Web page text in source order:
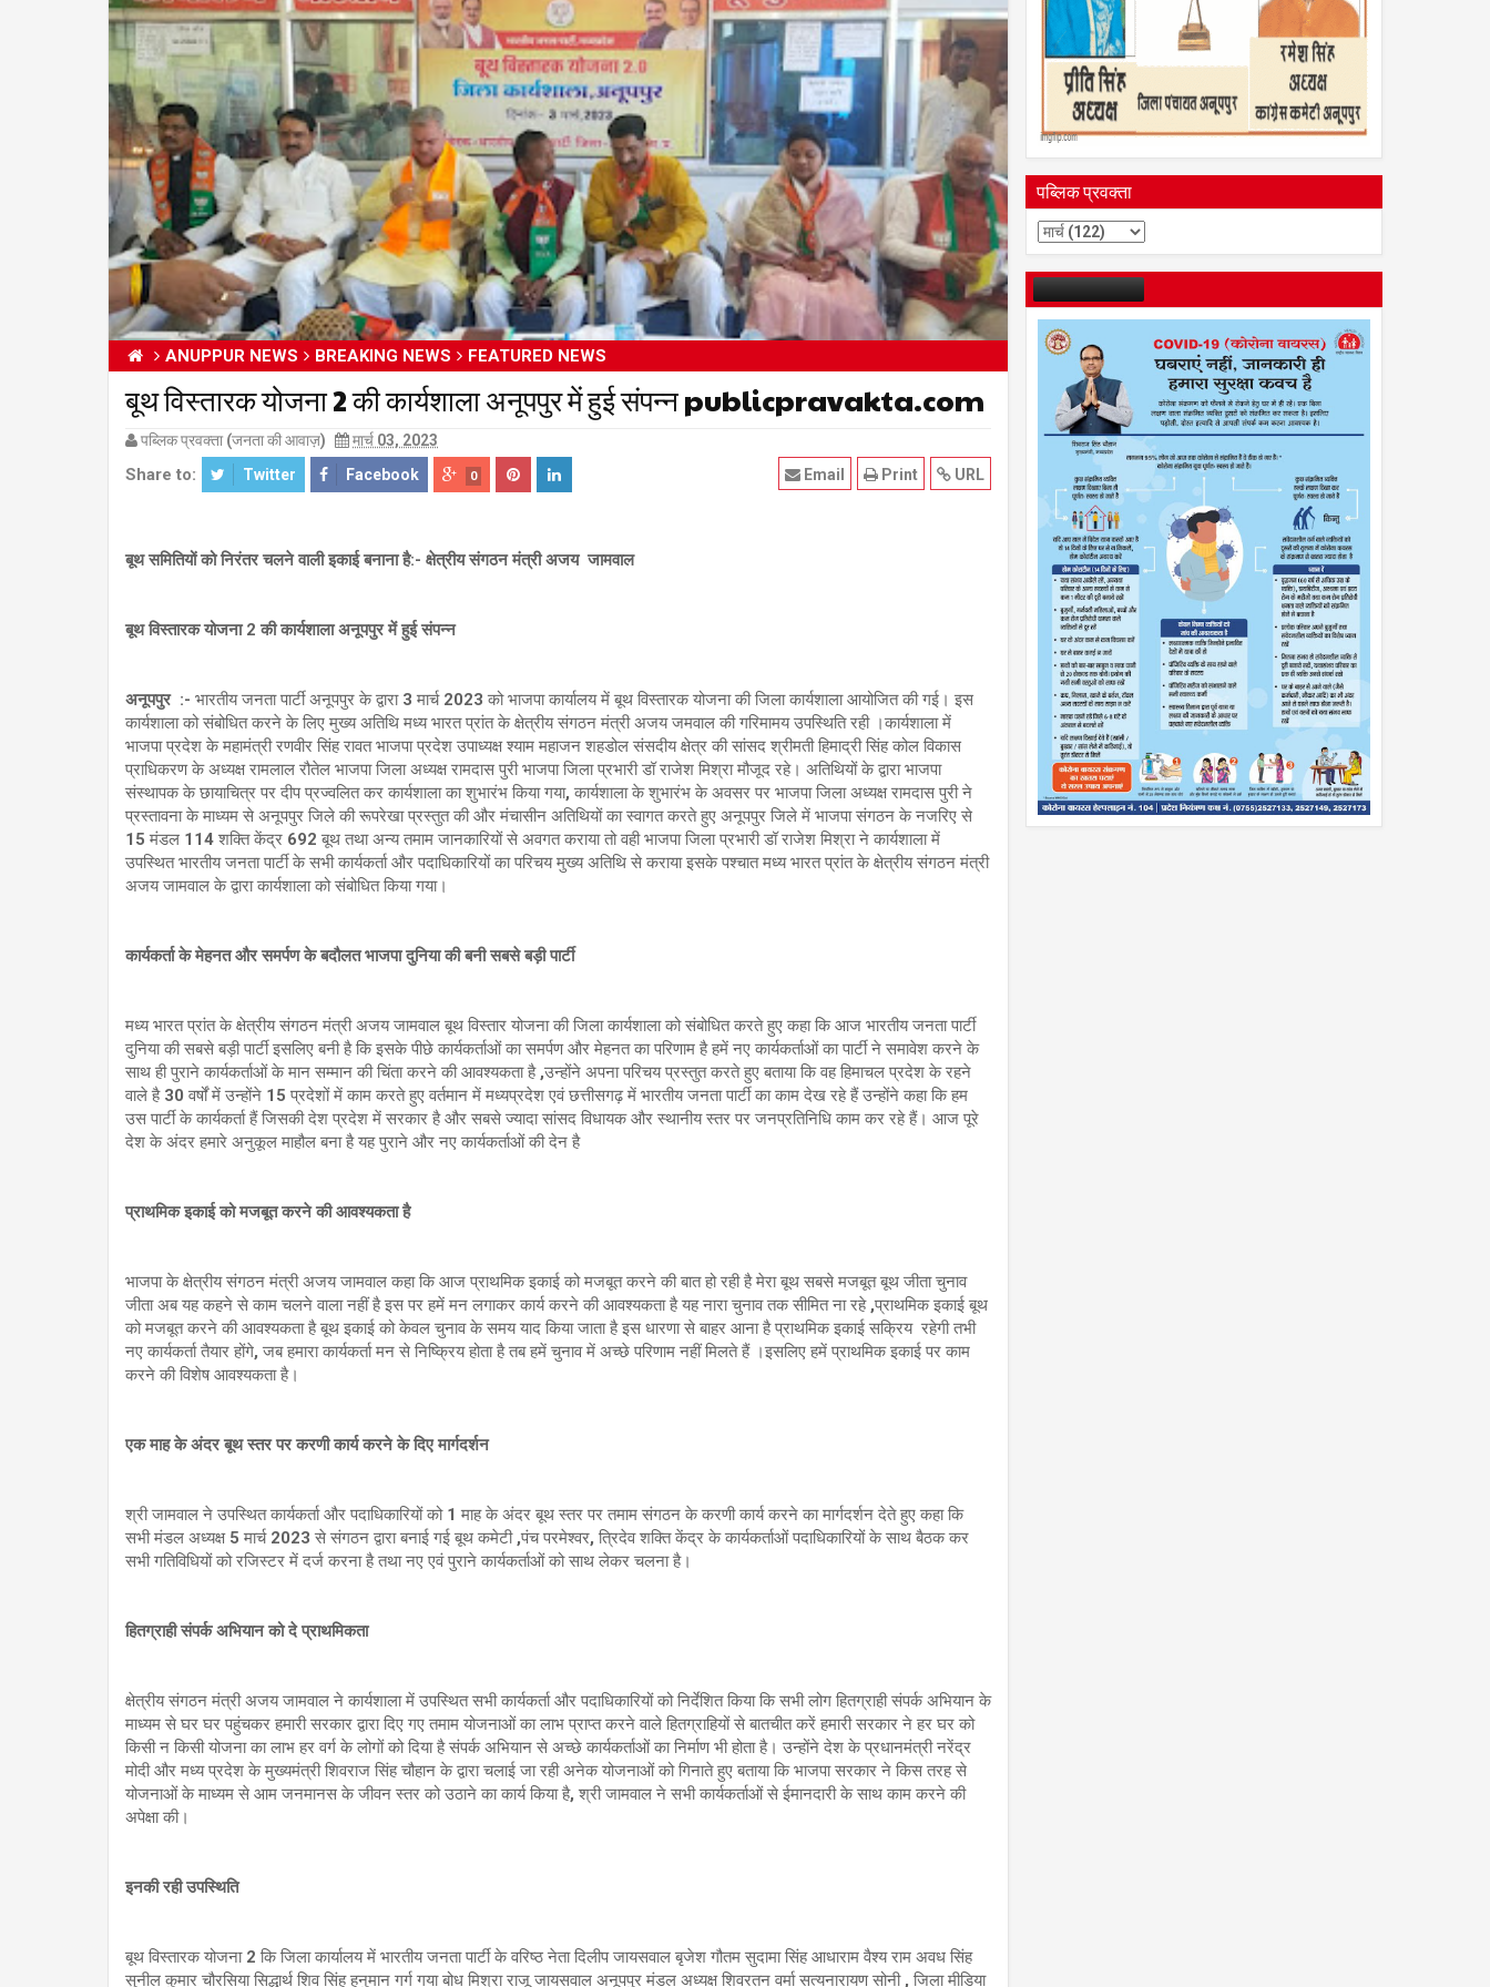
ANUPPUR NEWS BREAKING NEWS FEATURED NEWS
बूथ विस्तारक योजना 2 की कार्यशाला अनूपपुर में हुई संपन्न publicpravakta.com
पब्लिक प्रवक्ता (जनता की आवाज़) मार्च 03, 2023
Share to: Twitter Facebook 0 URL
Print
Email
बूथ समितियों को निरंतर चलने वाली इकाई बनाना है:- क्षेत्रीय संगठन मंत्री अजय जामवाल
बूथ विस्तारक योजना 2 की कार्यशाला अनूपपुर में हुई संपन्न
अनूपपुर :- भारतीय जनता पार्टी अनूपपुर के द्वारा 3 मार्च 2023 को भाजपा कार्यालय में बूथ विस्तारक योजना की जिला कार्यशाला आयोजित की गई। इस
कार्यशाला को संबोधित करने के लिए मुख्य अतिथि मध्य भारत प्रांत के क्षेत्रीय संगठन मंत्री अजय जमवाल की गरिमामय उपस्थिति रही ।कार्यशाला में
भाजपा प्रदेश के महामंत्री रणवीर सिंह रावत भाजपा प्रदेश उपाध्यक्ष श्याम महाजन शहडोल संसदीय क्षेत्र की सांसद श्रीमती हिमाद्री सिंह कोल विकास
प्राधिकरण के अध्यक्ष रामलाल रौतेल भाजपा जिला अध्यक्ष रामदास पुरी भाजपा जिला प्रभारी डॉ राजेश मिश्रा मौजूद रहे। अतिथियों के द्वारा भाजपा
संस्थापक के छायाचित्र पर दीप प्रज्वलित कर कार्यशाला का शुभारंभ किया गया, कार्यशाला के शुभारंभ के अवसर पर भाजपा जिला अध्यक्ष रामदास पुरी ने
प्रस्तावना के माध्यम से अनूपपुर जिले की रूपरेखा प्रस्तुत की और मंचासीन अतिथियों का स्वागत करते हुए अनूपपुर जिले में भाजपा संगठन के नजरिए से
15 मंडल 114 शक्ति केंद्र 692 बूथ तथा अन्य तमाम जानकारियों से अवगत कराया तो वही भाजपा जिला प्रभारी डॉ राजेश मिश्रा ने कार्यशाला में
उपस्थित भारतीय जनता पार्टी के सभी कार्यकर्ता और पदाधिकारियों का परिचय मुख्य अतिथि से कराया इसके पश्चात मध्य भारत प्रांत के क्षेत्रीय संगठन मंत्री
अजय जामवाल के द्वारा कार्यशाला को संबोधित किया गया।
कार्यकर्ता के मेहनत और समर्पण के बदौलत भाजपा दुनिया की बनी सबसे बड़ी पार्टी
मध्य भारत प्रांत के क्षेत्रीय संगठन मंत्री अजय जामवाल बूथ विस्तार योजना की जिला कार्यशाला को संबोधित करते हुए कहा कि आज भारतीय जनता पार्टी
दुनिया की सबसे बड़ी पार्टी इसलिए बनी है कि इसके पीछे कार्यकर्ताओं का समर्पण और मेहनत का परिणाम है हमें नए कार्यकर्ताओं का पार्टी ने समावेश करने के
साथ ही पुराने कार्यकर्ताओं के मान सम्मान की चिंता करने की आवश्यकता है ,उन्होंने अपना परिचय प्रस्तुत करते हुए बताया कि वह हिमाचल प्रदेश के रहने
वाले है 30 वर्षों में उन्होंने 15 प्रदेशों में काम करते हुए वर्तमान में मध्यप्रदेश एवं छत्तीसगढ़ में भारतीय जनता पार्टी का काम देख रहे हैं उन्होंने कहा कि हम
उस पार्टी के कार्यकर्ता हैं जिसकी देश प्रदेश में सरकार है और सबसे ज्यादा सांसद विधायक और स्थानीय स्तर पर जनप्रतिनिधि काम कर रहे हैं। आज पूरे
देश के अंदर हमारे अनुकूल माहौल बना है यह पुराने और नए कार्यकर्ताओं की देन है
प्राथमिक इकाई को मजबूत करने की आवश्यकता है
भाजपा के क्षेत्रीय संगठन मंत्री अजय जामवाल कहा कि आज प्राथमिक इकाई को मजबूत करने की बात हो रही है मेरा बूथ सबसे मजबूत बूथ जीता चुनाव
जीता अब यह कहने से काम चलने वाला नहीं है इस पर हमें मन लगाकर कार्य करने की आवश्यकता है यह नारा चुनाव तक सीमित ना रहे ,प्राथमिक इकाई बूथ
को मजबूत करने की आवश्यकता है बूथ इकाई को केवल चुनाव के समय याद किया जाता है इस धारणा से बाहर आना है प्राथमिक इकाई सक्रिय रहेगी तभी
नए कार्यकर्ता तैयार होंगे, जब हमारा कार्यकर्ता मन से निष्क्रिय होता है तब हमें चुनाव में अच्छे परिणाम नहीं मिलते हैं ।इसलिए हमें प्राथमिक इकाई पर काम
करने की विशेष आवश्यकता है।
एक माह के अंदर बूथ स्तर पर करणी कार्य करने के दिए मार्गदर्शन
श्री जामवाल ने उपस्थित कार्यकर्ता और पदाधिकारियों को 1 माह के अंदर बूथ स्तर पर तमाम संगठन के करणी कार्य करने का मार्गदर्शन देते हुए कहा कि
सभी मंडल अध्यक्ष 5 मार्च 2023 से संगठन द्वारा बनाई गई बूथ कमेटी ,पंच परमेश्वर, त्रिदेव शक्ति केंद्र के कार्यकर्ताओं पदाधिकारियों के साथ बैठक कर
सभी गतिविधियों को रजिस्टर में दर्ज करना है तथा नए एवं पुराने कार्यकर्ताओं को साथ लेकर चलना है।
हितग्राही संपर्क अभियान को दे प्राथमिकता
क्षेत्रीय संगठन मंत्री अजय जामवाल ने कार्यशाला में उपस्थित सभी कार्यकर्ता और पदाधिकारियों को निर्देशित किया कि सभी लोग हितग्राही संपर्क अभियान के
माध्यम से घर घर पहुंचकर हमारी सरकार द्वारा दिए गए तमाम योजनाओं का लाभ प्राप्त करने वाले हितग्राहियों से बातचीत करें हमारी सरकार ने हर घर को
किसी न किसी योजना का लाभ हर वर्ग के लोगों को दिया है संपर्क अभियान से अच्छे कार्यकर्ताओं का निर्माण भी होता है। उन्होंने देश के प्रधानमंत्री नरेंद्र
मोदी और मध्य प्रदेश के मुख्यमंत्री शिवराज सिंह चौहान के द्वारा चलाई जा रही अनेक योजनाओं को गिनाते हुए बताया कि भाजपा सरकार ने किस तरह से
योजनाओं के माध्यम से आम जनमानस के जीवन स्तर को उठाने का कार्य किया है, श्री जामवाल ने सभी कार्यकर्ताओं से ईमानदारी के साथ काम करने की
अपेक्षा की।
इनकी रही उपस्थिति
बूथ विस्तारक योजना 2 कि जिला कार्यालय में भारतीय जनता पार्टी के वरिष्ठ नेता दिलीप जायसवाल बृजेश गौतम सुदामा सिंह आधाराम वैश्य राम अवध सिंह
सुनील कुमार चौरसिया सिद्धार्थ शिव सिंह हनुमान गर्ग गया बोध मिश्रा राजू जायसवाल अनूपपुर मंडल अध्यक्ष शिवरतन वर्मा सत्यनारायण सोनी , जिला मीडिया
पब्लिक प्रवक्ता